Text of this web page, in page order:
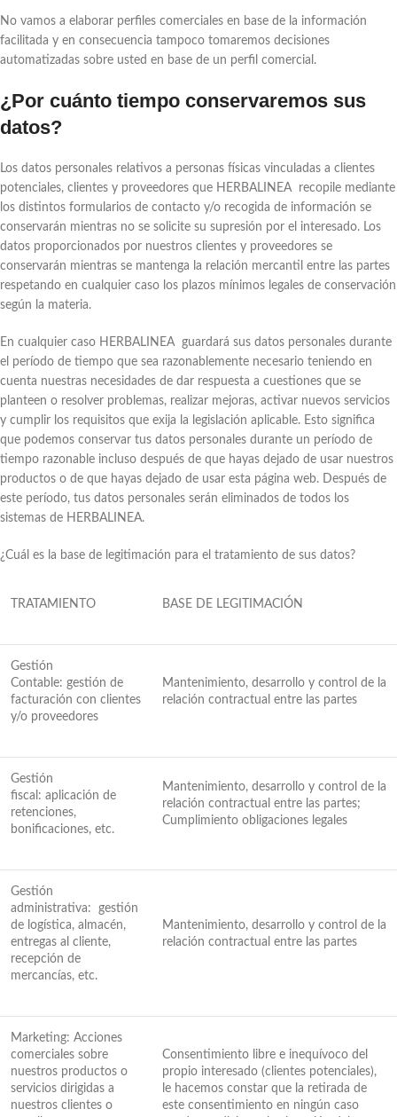
No vamos a elaborar perfiles comerciales en base de la información
facilitada y en consecuencia tampoco tomaremos decisiones
automatizadas sobre usted en base de un perfil comercial.
¿Por cuánto tiempo conservaremos sus
datos?
Los datos personales relativos a personas físicas vinculadas a clientes
potenciales, clientes y proveedores que HERBALINEA recopile mediante
los distintos formularios de contacto y/o recogida de información se
conservarán mientras no se solicite su supresión por el interesado. Los
datos proporcionados por nuestros clientes y proveedores se
conservarán mientras se mantenga la relación mercantil entre las partes
respetando en cualquier caso los plazos mínimos legales de conservación
según la materia.
En cualquier caso HERBALINEA guardará sus datos personales durante
el período de tiempo que sea razonablemente necesario teniendo en
cuenta nuestras necesidades de dar respuesta a cuestiones que se
planteen o resolver problemas, realizar mejoras, activar nuevos servicios
y cumplir los requisitos que exija la legislación aplicable. Esto significa
que podemos conservar tus datos personales durante un período de
tiempo razonable incluso después de que hayas dejado de usar nuestros
productos o de que hayas dejado de usar esta página web. Después de
este período, tus datos personales serán eliminados de todos los
sistemas de HERBALINEA.
¿Cuál es la base de legitimación para el tratamiento de sus datos?
TRATAMIENTO BASE DE LEGITIMACIÓN
Gestión
Contable: gestión de
facturación con clientes
y/o proveedores
Mantenimiento, desarrollo y control de la
relación contractual entre las partes
Gestión
fiscal: aplicación de
retenciones,
bonificaciones, etc.
Mantenimiento, desarrollo y control de la
relación contractual entre las partes;
Cumplimiento obligaciones legales
Gestión
administrativa: gestión
de logística, almacén,
entregas al cliente,
recepción de
mercancías, etc.
Mantenimiento, desarrollo y control de la
relación contractual entre las partes
Marketing: Acciones
comerciales sobre
nuestros productos o
servicios dirigidas a
nuestros clientes o
Consentimiento libre e inequívoco del
propio interesado (clientes potenciales),
le hacemos constar que la retirada de
este consentimiento en ningún caso